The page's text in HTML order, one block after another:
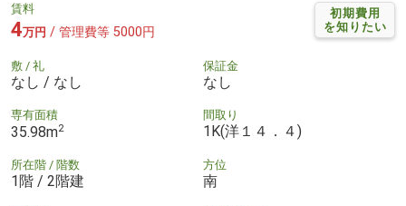
初期費用
を知りたい
賃料
4万円 / 管理費等 5000円
敷 / 礼
なし / なし
保証金
なし
専有面積
35.98m2
間取り
1K(洋１４．４)
所在階 / 階数
1階 / 2階建
方位
南